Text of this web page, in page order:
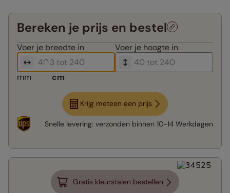
Bereken je prijs en bestel
Voer je breedte in Voer je hoogte in
mm cm
Krijg meteen een prijs
Snelle levering: verzonden binnen 10-14 Werkdagen
Gratis kleurstalen bestellen